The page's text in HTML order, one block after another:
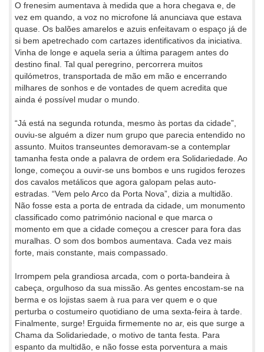
O frenesim aumentava à medida que a hora chegava e, de
vez em quando, a voz no microfone lá anunciava que estava
quase. Os balões amarelos e azuis enfeitavam o espaço já de
si bem apetrechado com cartazes identificativos da iniciativa.
Vinha de longe e aquela seria a última paragem antes do
destino final. Tal qual peregrino, percorrera muitos
quilómetros, transportada de mão em mão e encerrando
milhares de sonhos e de vontades de quem acredita que
ainda é possível mudar o mundo.
“Já está na segunda rotunda, mesmo às portas da cidade”,
ouviu-se alguém a dizer num grupo que parecia entendido no
assunto. Muitos transeuntes demoravam-se a contemplar
tamanha festa onde a palavra de ordem era Solidariedade. Ao
longe, começou a ouvir-se uns bombos e uns rugidos ferozes
dos cavalos metálicos que agora galopam pelas auto-
estradas. “Vem pelo Arco da Porta Nova”, dizia a multidão.
Não fosse esta a porta de entrada da cidade, um monumento
classificado como património nacional e que marca o
momento em que a cidade começou a crescer para fora das
muralhas. O som dos bombos aumentava. Cada vez mais
forte, mais constante, mais compassado.
Irrompem pela grandiosa arcada, com o porta-bandeira à
cabeça, orgulhoso da sua missão. As gentes encostam-se na
berma e os lojistas saem à rua para ver quem e o que
perturba o costumeiro quotidiano de uma sexta-feira à tarde.
Finalmente, surge! Erguida firmemente no ar, eis que surge a
Chama da Solidariedade, o motivo de tanta festa. Para
espanto da multidão, e não fosse esta porventura a mais